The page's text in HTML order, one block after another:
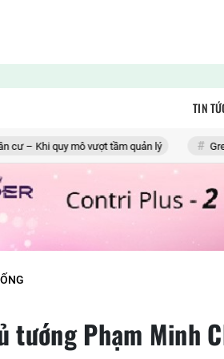
TIN
mô vượt tầm quản lý Green
tướng Phạm Minh